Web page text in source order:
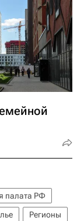
палата РФ
Регионы